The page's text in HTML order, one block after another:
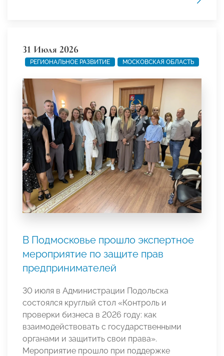
31 Июля 2026
РЕГИОНАЛЬНОЕ РАЗВИТИЕ МОСКОВСКАЯ ОБЛАСТЬ
В Подмосковье прошло экспертное
мероприятие по защите прав
предпринимателей
30 июля в Администрации Подольска
состоялся круглый стол «Контроль и
проверки бизнеса в 2026 году: как
взаимодействовать с государственными
органами и защитить свои права».
Мероприятие прошло при поддержке